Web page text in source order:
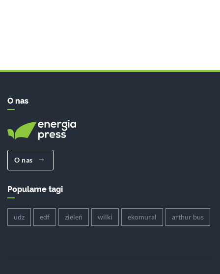
O nas
O nas
Popularne tagi
udz edf zieleń wilki ekomural arthur bus